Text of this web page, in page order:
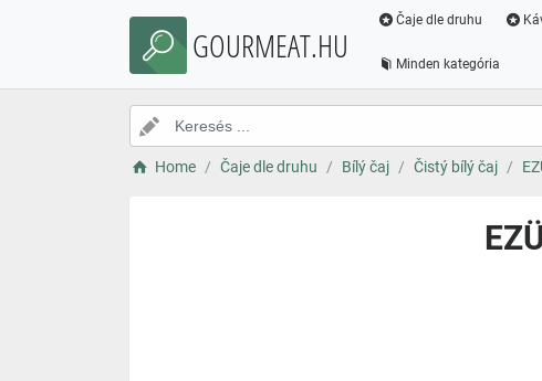
GOURMEAT.HU
Čaje dle druhu
Minden kategória
Home Čaje dle druhu Bílý čaj Čistý bílý čaj